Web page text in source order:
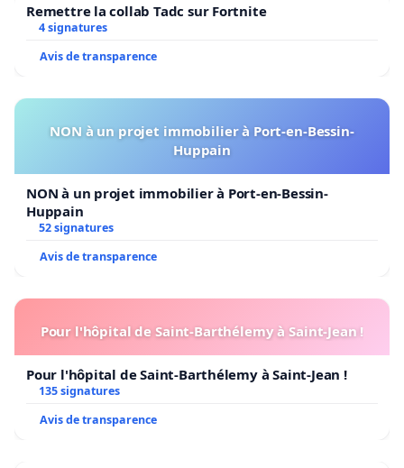
Remettre la collab Tadc sur Fortnite
4 signatures
Avis de transparence
NON à un projet immobilier à Port-en-Bessin-
Huppain
NON à un projet immobilier à Port-en-Bessin-
Huppain
52 signatures
Avis de transparence
Pour l'hôpital de Saint-Barthélemy à Saint-Jean !
Pour l'hôpital de Saint-Barthélemy à Saint-Jean !
135 signatures
Avis de transparence